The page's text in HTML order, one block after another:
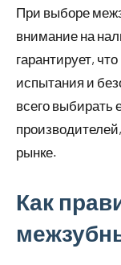
При выборе
внимание на
гарантирует,
испытания и
всего выбирать
рынке.
Как